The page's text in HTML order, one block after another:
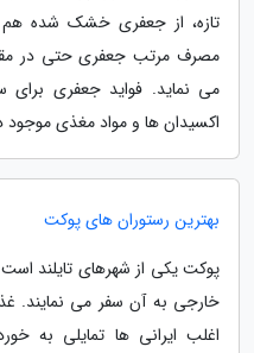
تازه، از جعفری خشک شده هم
مصرف مرتب جعفری حتی در
می نماید. فواید جعفری
اکسیدان ها و مواد مغذی موجود
بهترین رستوران های پوکت
پوکت یکی از شهرهای تایلند
خارجی به آن سفر می نمایند.
اغلب ایرانی ها تمایلی به